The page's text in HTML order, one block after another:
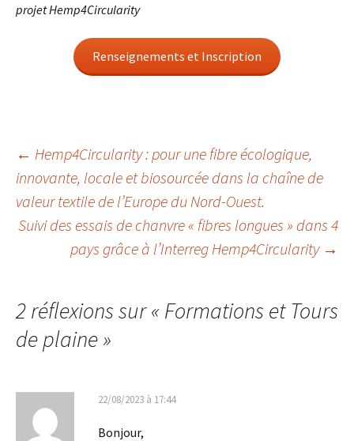
projet Hemp4Circularity
Renseignements et Inscription
Navigation
des
articles
← Hemp4Circularity : pour une fibre écologique,
innovante, locale et biosourcée dans la chaîne de
valeur textile de l’Europe du Nord-Ouest.
Suivi des essais de chanvre « fibres longues » dans 4
pays grâce à l’Interreg Hemp4Circularity →
2 réflexions sur « Formations et Tours
de plaine»
22/08/2023 à 17:44
Bonjour,